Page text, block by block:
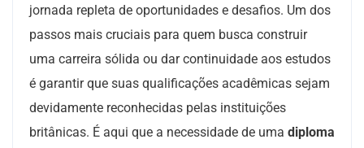
jornada repleta de oportunidades e desafios. Um dos
passos mais cruciais para quem busca construir
uma carreira sólida ou dar continuidade aos estudos
é garantir que suas qualificações acadêmicas sejam
devidamente reconhecidas pelas instituições
britânicas. É aqui que a necessidade de uma diploma